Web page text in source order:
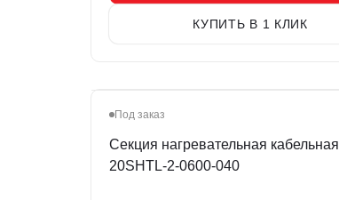
КУПИТЬ В 1 КЛИК
Под заказ
Секция нагревательная кабельная
20SHTL-2-0600-040